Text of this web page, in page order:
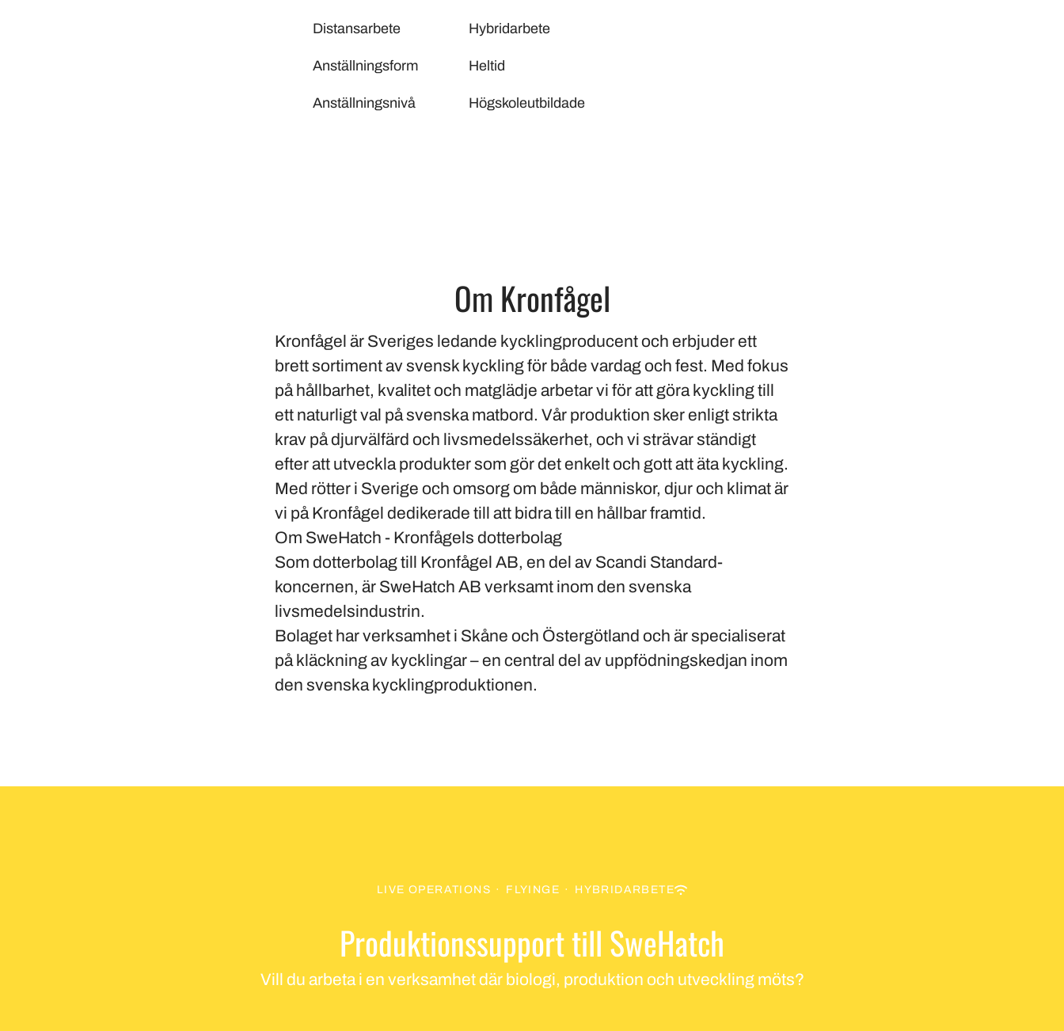
Distansarbete Hybridarbete
Anställningsform Heltid
Anställningsnivå Högskoleutbildade
Om Kronfågel
Kronfågel är Sveriges ledande kycklingproducent och erbjuder ett
brett sortiment av svensk kyckling för både vardag och fest. Med fokus
på hållbarhet, kvalitet och matglädje arbetar vi för att göra kyckling till
ett naturligt val på svenska matbord. Vår produktion sker enligt strikta
krav på djurvälfärd och livsmedelssäkerhet, och vi strävar ständigt
efter att utveckla produkter som gör det enkelt och gott att äta kyckling.
Med rötter i Sverige och omsorg om både människor, djur och klimat är
vi på Kronfågel dedikerade till att bidra till en hållbar framtid.
Om SweHatch - Kronfågels dotterbolag
Som dotterbolag till Kronfågel AB, en del av Scandi Standard-
koncernen, är SweHatch AB verksamt inom den svenska
livsmedelsindustrin.
Bolaget har verksamhet i Skåne och Östergötland och är specialiserat
på kläckning av kycklingar – en central del av uppfödningskedjan inom
den svenska kycklingproduktionen.
LIVE OPERATIONS · FLYINGE · HYBRIDARBETE
Produktionssupport till SweHatch
Vill du arbeta i en verksamhet där biologi, produktion och utveckling möts?